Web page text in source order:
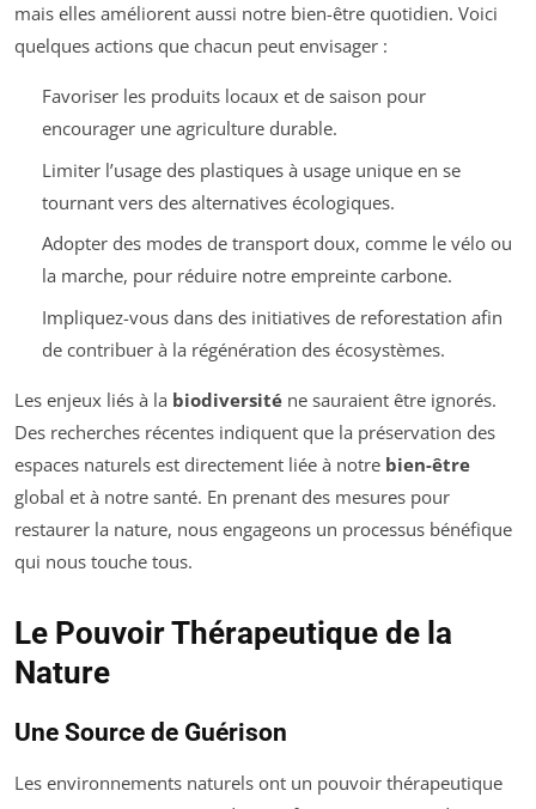
mais elles améliorent aussi notre bien-être quotidien. Voici
quelques actions que chacun peut envisager :
Favoriser les produits locaux et de saison pour
encourager une agriculture durable.
Limiter l’usage des plastiques à usage unique en se
tournant vers des alternatives écologiques.
Adopter des modes de transport doux, comme le vélo ou
la marche, pour réduire notre empreinte carbone.
Impliquez-vous dans des initiatives de reforestation afin
de contribuer à la régénération des écosystèmes.
Les enjeux liés à la biodiversité ne sauraient être ignorés.
Des recherches récentes indiquent que la préservation des
espaces naturels est directement liée à notre bien-être
global et à notre santé. En prenant des mesures pour
restaurer la nature, nous engageons un processus bénéfique
qui nous touche tous.
Le Pouvoir Thérapeutique de la
Nature
Une Source de Guérison
Les environnements naturels ont un pouvoir thérapeutique